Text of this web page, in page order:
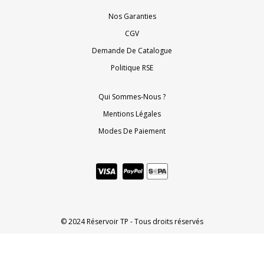
Nos Garanties
CGV
Demande De Catalogue
Politique RSE
Qui Sommes-Nous ?
Mentions Légales
Modes De Paiement
© 2024 Réservoir TP - Tous droits réservés